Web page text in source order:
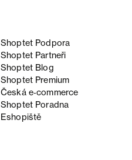
Shoptet Podpora
Shoptet Partneři
Shoptet Blog
Shoptet Premium
Česká e‑commerce
Shoptet Poradna
Eshopiště